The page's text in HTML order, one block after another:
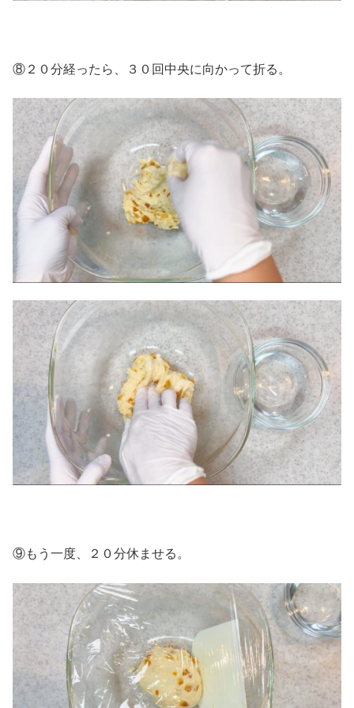
⑧２０分経ったら、３０回中央に向かって折る。
⑨もう一度、２０分休ませる。